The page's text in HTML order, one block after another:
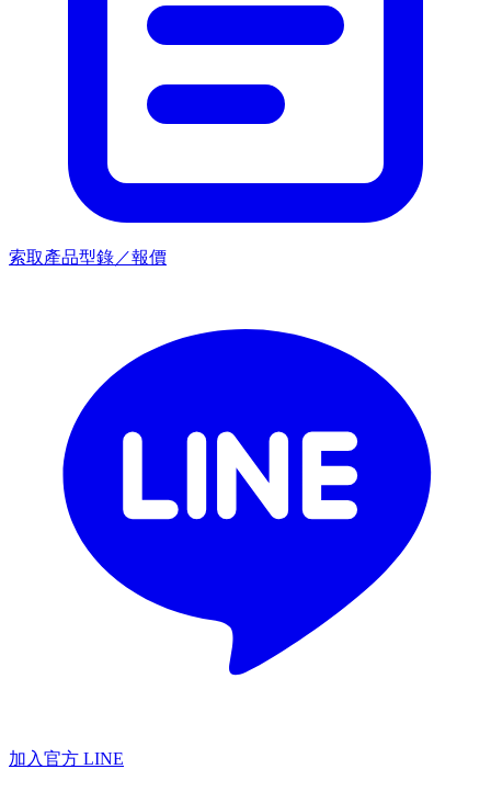
索取產品型錄／報價
加入官方 LINE